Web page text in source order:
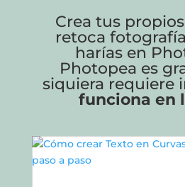
Crea tus
retoca
harías en
Photopea es
siquiera requiere
funciona en